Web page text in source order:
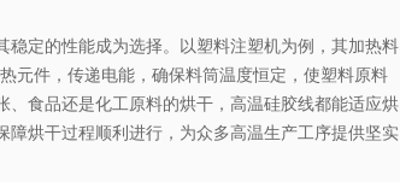
定的性能成为选择。以塑料注塑机为例，其加热料
件，传递电能，确保料筒温度恒定，使塑料原料
食品还是化工原料的烘干，高温硅胶线都能适应烘
烘干过程顺利进行，为众多高温生产工序提供坚实